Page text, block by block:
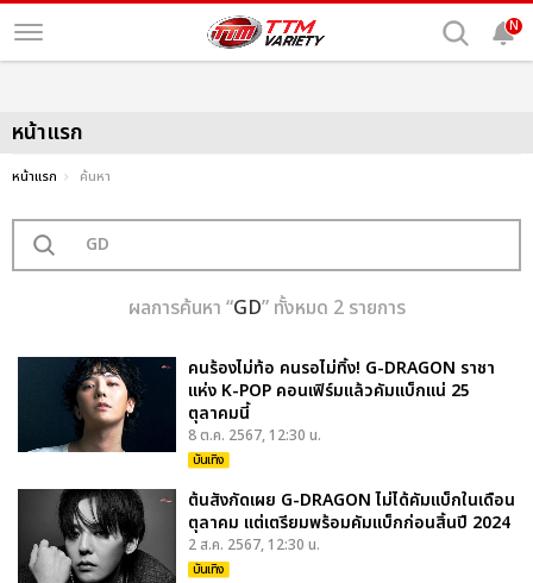
N
หน้าแรก
หน้าแรก ค้นหา
ผลการค้นหา “GD” ทั้งหมด 2 รายการ
คนร้องไม่ท้อ คนรอไม่ทิ้ง! G-DRAGON ราชา
แห่ง K-POP คอนเฟิร์มแล้วคัมแบ็กแน่ 25
ตุลาคมนี้
8 ต.ค. 2567, 12:30 น.
บันเทิง
ต้นสังกัดเผย G-DRAGON ไม่ได้คัมแบ็กในเดือน
ตุลาคม แต่เตรียมพร้อมคัมแบ็กก่อนสิ้นปี 2024
2 ส.ค. 2567, 12:30 น.
บันเทิง